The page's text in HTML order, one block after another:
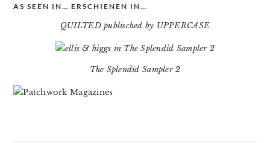
AS SEEN IN… ERSCHIENEN IN…
QUILTED publisched by UPPERCASE
The Splendid Sampler 2